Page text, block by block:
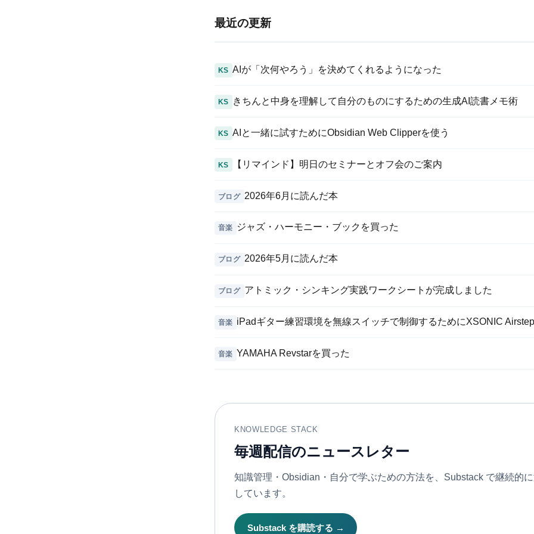
最近の更新
KS AIが「次何やろう」を決めてくれるようになった
KS きちんと中身を理解して自分のものにするための生成AI読書メモ術
KS AIと一緒に試すためにObsidian Web Clipperを使う
KS 【リマインド】明日のセミナーとオフ会のご案内
ブログ 2026年6月に読んだ本
音楽 ジャズ・ハーモニー・ブックを買った
ブログ 2026年5月に読んだ本
ブログ アトミック・シンキング実践ワークシートが完成しました
音楽 iPadギター練習環境を無線スイッチで制御するためにXSONIC
音楽 YAMAHA Revstarを買った
KNOWLEDGE STACK
毎週配信のニュースレター
知識管理・Obsidian・自分で学ぶための方法を、Substack で継続的に
しています。
Substack を購読する →